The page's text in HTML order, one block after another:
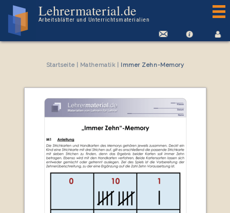
Lehrermaterial.de
Arbeitsblätter und Unterrichtsmaterialien
Startseite| Mathematik| Immer Zehn-Memory